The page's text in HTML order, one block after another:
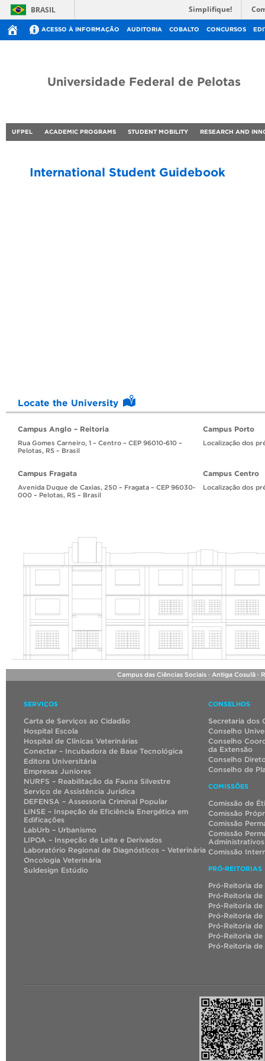
BRASIL Simplifique!
ACESSO À INFORMAÇÃO AUDITORIA COBALTO CONCURSOS
Universidade Federal de Pelotas
UFPEL ACADEMIC PROGRAMS STUDENT MOBILITY RESEARCH AND
International Student Guidebook
Locate the University
Campus Anglo – Reitoria
Rua Gomes Carneiro, 1 – Centro – CEP 96010-610 –
Pelotas, RS – Brasil
Campus Porto
Localização dos
Campus Fragata
Avenida Duque de Caxias, 250 – Fragata – CEP 96030-
000 – Pelotas, RS – Brasil
Campus Centro
Localização dos
Campus das Ciências Sociais · Antiga Cosulã
SERVIÇOS
Carta de Serviços ao Cidadão
Hospital Escola
Hospital de Clínicas Veterinárias
Conectar – Incubadora de Base Tecnológica
Editora Universitária
Empresas Juniores
NURFS – Reabilitação da Fauna Silvestre
Serviço de Assistência Jurídica
DEFENSA – Assessoria Criminal Popular
LINSE – Inspeção de Eficiência Energética em
Edificações
LabUrb – Urbanismo
LIPOA – Inspeção de Leite e Derivados
Laboratório Regional de Diagnósticos – Veterinária
Oncologia Veterinária
Suldesign Estúdio
CONSELHOS
Secretaria dos
Conselho
Conselho
da Extensão
Conselho
Conselho de
COMISSÕES
Comissão de
Comissão
Comissão
Comissão
Administrativos
Comissão
PRÓ-REITORIAS
Pró-Reitoria
Pró-Reitoria
Pró-Reitoria
Pró-Reitoria de
Pró-Reitoria de
Pró-Reitoria de
Pró-Reitoria